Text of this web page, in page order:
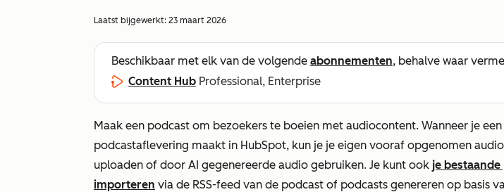
Laatst bijgewerkt: 23 maart 2026
Beschikbaar met elk van de volgende abonnementen, behalve waar
Content Hub Professional, Enterprise
Maak een podcast om bezoekers te boeien met audiocontent. Wanneer je een
podcastaflevering maakt in HubSpot, kun je je eigen vooraf opgenomen
uploaden of door AI gegenereerde audio gebruiken. Je kunt ook je bestaande
importeren via de RSS-feed van de podcast of podcasts genereren op basis